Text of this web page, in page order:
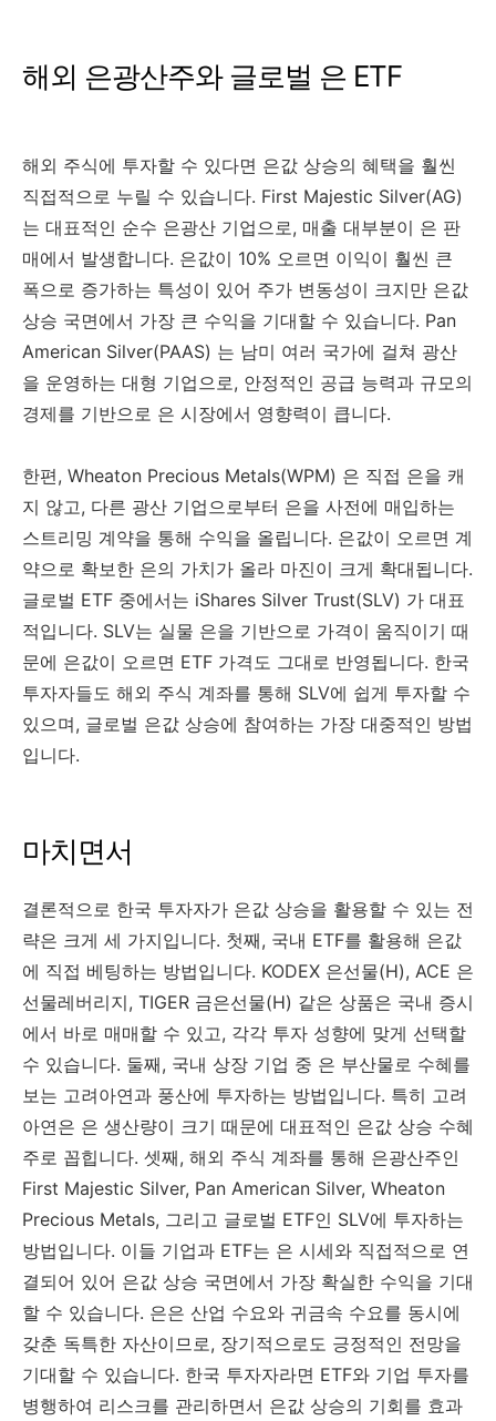
해외 은광산주와 글로벌 은 ETF
해외 주식에 투자할 수 있다면 은값 상승의 혜택을 훨씬
직접적으로 누릴 수 있습니다. First Majestic Silver(AG)
는 대표적인 순수 은광산 기업으로, 매출 대부분이 은 판
매에서 발생합니다. 은값이 10% 오르면 이익이 훨씬 큰
폭으로 증가하는 특성이 있어 주가 변동성이 크지만 은값
상승 국면에서 가장 큰 수익을 기대할 수 있습니다. Pan
American Silver(PAAS) 는 남미 여러 국가에 걸쳐 광산
을 운영하는 대형 기업으로, 안정적인 공급 능력과 규모의
경제를 기반으로 은 시장에서 영향력이 큽니다.
한편, Wheaton Precious Metals(WPM) 은 직접 은을 캐
지 않고, 다른 광산 기업으로부터 은을 사전에 매입하는
스트리밍 계약을 통해 수익을 올립니다. 은값이 오르면 계
약으로 확보한 은의 가치가 올라 마진이 크게 확대됩니다.
글로벌 ETF 중에서는 iShares Silver Trust(SLV) 가 대표
적입니다. SLV는 실물 은을 기반으로 가격이 움직이기 때
문에 은값이 오르면 ETF 가격도 그대로 반영됩니다. 한국
투자자들도 해외 주식 계좌를 통해 SLV에 쉽게 투자할 수
있으며, 글로벌 은값 상승에 참여하는 가장 대중적인 방법
입니다.
마치면서
결론적으로 한국 투자자가 은값 상승을 활용할 수 있는 전
략은 크게 세 가지입니다. 첫째, 국내 ETF를 활용해 은값
에 직접 베팅하는 방법입니다. KODEX 은선물(H), ACE 은
선물레버리지, TIGER 금은선물(H) 같은 상품은 국내 증시
에서 바로 매매할 수 있고, 각각 투자 성향에 맞게 선택할
수 있습니다. 둘째, 국내 상장 기업 중 은 부산물로 수혜를
보는 고려아연과 풍산에 투자하는 방법입니다. 특히 고려
아연은 은 생산량이 크기 때문에 대표적인 은값 상승 수혜
주로 꼽힙니다. 셋째, 해외 주식 계좌를 통해 은광산주인
First Majestic Silver, Pan American Silver, Wheaton
Precious Metals, 그리고 글로벌 ETF인 SLV에 투자하는
방법입니다. 이들 기업과 ETF는 은 시세와 직접적으로 연
결되어 있어 은값 상승 국면에서 가장 확실한 수익을 기대
할 수 있습니다. 은은 산업 수요와 귀금속 수요를 동시에
갖춘 독특한 자산이므로, 장기적으로도 긍정적인 전망을
기대할 수 있습니다. 한국 투자자라면 ETF와 기업 투자를
병행하여 리스크를 관리하면서 은값 상승의 기회를 효과